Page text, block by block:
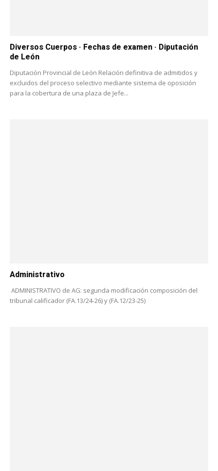
Diversos Cuerpos · Fechas de examen · Diputación
de León
Diputación Provincial de León Relación definitiva de admitidos y
excluidos del proceso selectivo mediante sistema de oposición
para la cobertura de una plaza de Jefe...
Administrativo
ADMINISTRATIVO de AG: segunda modificación composición del
tribunal calificador (FA.13/24-26) y (FA.12/23-25)